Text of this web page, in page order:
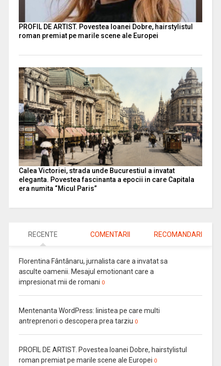
PROFIL DE ARTIST. Povestea Ioanei Dobre, hairstylistul
roman premiat pe marile scene ale Europei
Calea Victoriei, strada unde Bucurestiul a invatat
eleganta. Povestea fascinanta a epocii in care Capitala
era numita “Micul Paris”
RECENTE COMENTARII RECOMANDARI
Florentina Fântânaru, jurnalista care a invatat sa
asculte oamenii. Mesajul emotionant care a
impresionat mii de romani 0
Mentenanta WordPress: linistea pe care multi
antreprenori o descopera prea tarziu 0
PROFIL DE ARTIST. Povestea Ioanei Dobre, hairstylistul
roman premiat pe marile scene ale Europei 0